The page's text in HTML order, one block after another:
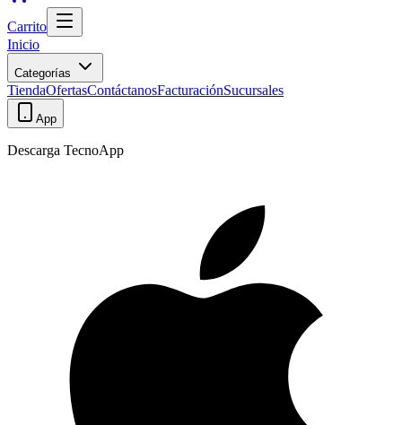
Carrito
Inicio
Categorías
TiendaOfertasContáctanosFacturaciónSucursales
App
Descarga TecnoApp